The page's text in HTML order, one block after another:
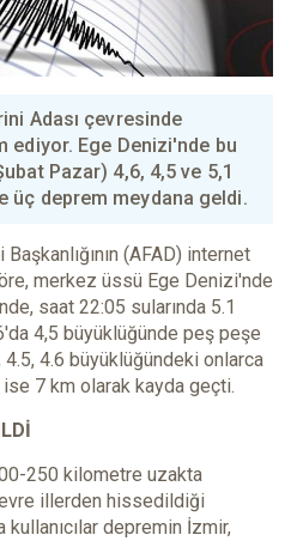
Adası çevresinde
ediyor. Ege Denizi'nde bu
Pazar) 4,6, 4,5 ve 5,1
üç deprem meydana geldi.
(AFAD) internet
merkez üssü Ege Denizi'nde
saat 22:05 sularında 5.1
4,5 büyüklüğünde peş peşe
4.6 büyüklüğündeki onlarca
7 km olarak kayda geçti.
250 kilometre uzakta
illerden hissedildiği
depremin İzmir,